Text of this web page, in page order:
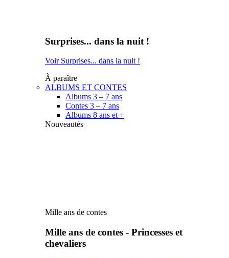
Surprises... dans la nuit !
Voir Surprises... dans la nuit !
À paraître
ALBUMS ET CONTES
Albums 3 – 7 ans
Contes 3 – 7 ans
Albums 8 ans et +
Nouveautés
Mille ans de contes
Mille ans de contes - Princesses et
chevaliers